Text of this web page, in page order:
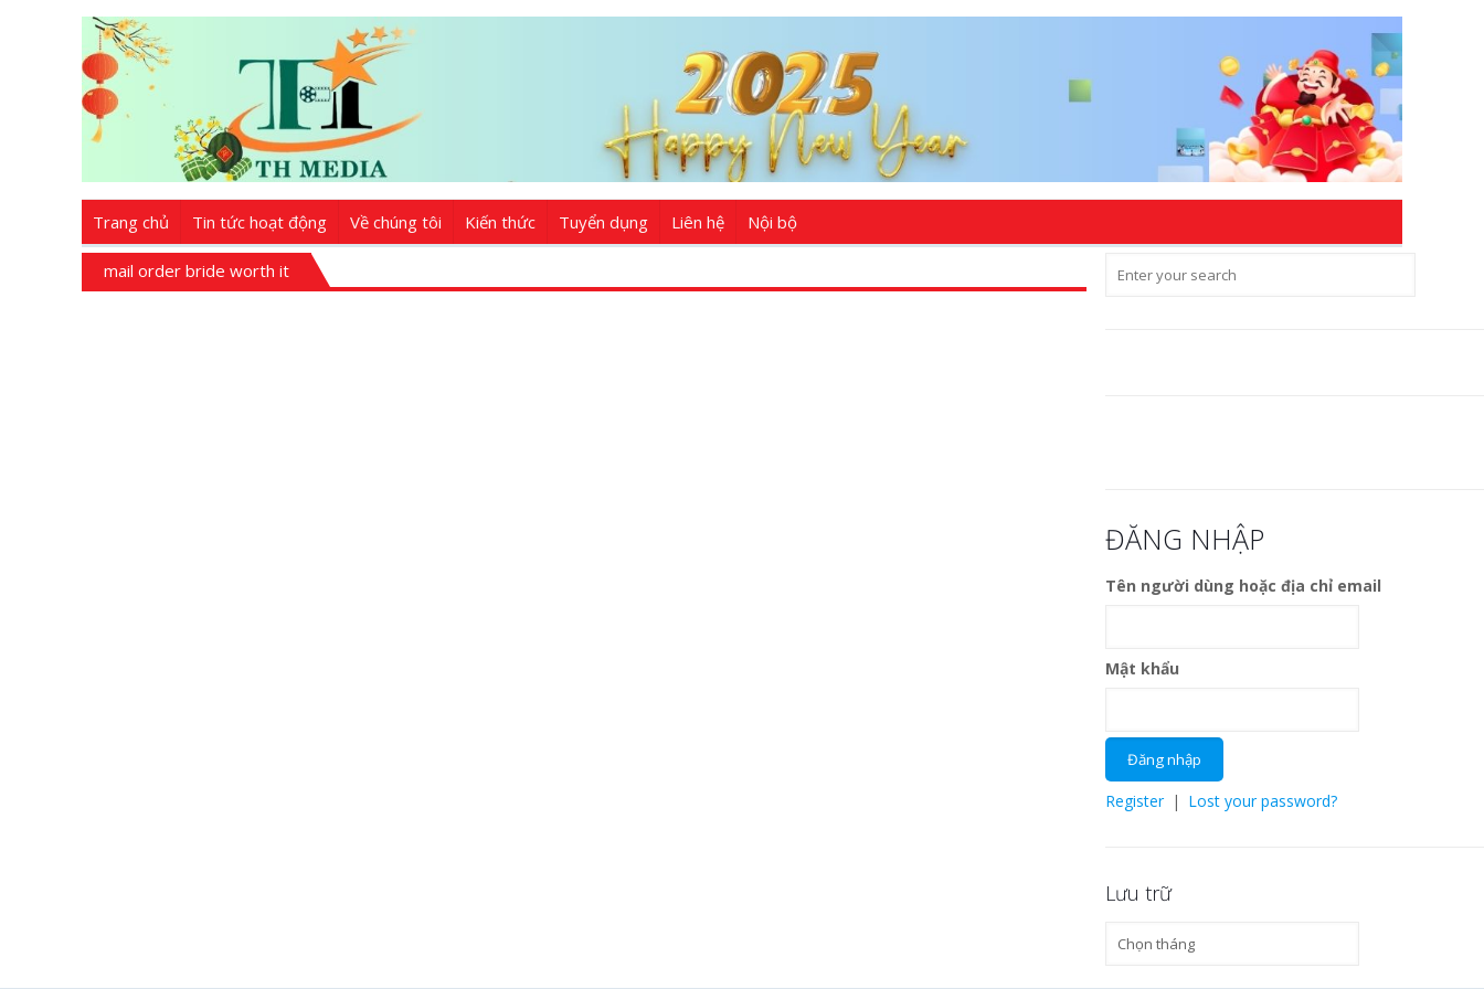
Trang chủ Tin tức hoạt động Về chúng tôi Kiến thức Tuyển dụng Liên hệ Nội bộ
mail order bride worth it
ĐĂNG NHẬP
Tên người dùng hoặc địa chỉ email
Mật khẩu
Register | Lost your password?
Lưu trữ
Lưu